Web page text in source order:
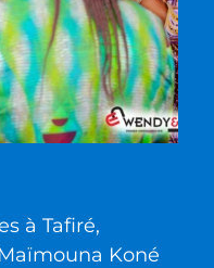
à Tafiré,
Koné